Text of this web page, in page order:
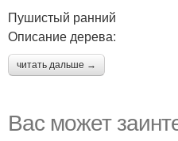
Пушистый ранний
Описание дерева:
читать дальше →
Вас может